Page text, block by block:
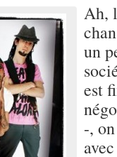
Ah,
un
est
-,